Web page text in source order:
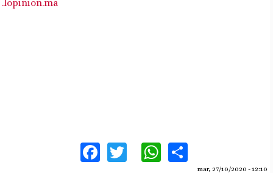
.lopinion.ma
Facebook
TwitterWhatsApp
Share
mar, 27/10/2020 - 12:10